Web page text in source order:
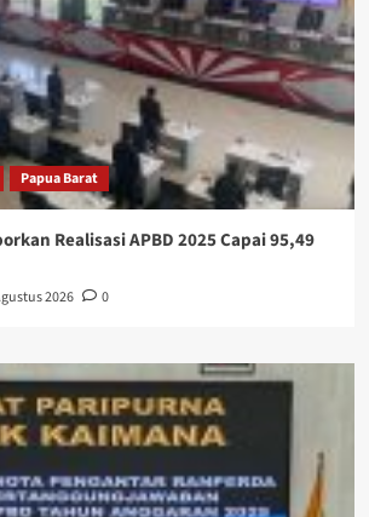
Papua Barat
Realisasi APBD 2025 Capai 95,49
2026 0